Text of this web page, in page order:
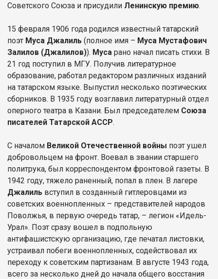
Советского Союза и присудили Ленинскую премию.
15 февраля 1906 года родился известный татарский
поэт Муса Джалиль (полное имя – Муса Мустафович
Залилов (Джалилов)). Муса рано начал писать стихи. В
21 год поступил в МГУ. Получив литературное
образование, работал редактором различных изданий
на татарском языке. Выпустил несколько поэтических
сборников. В 1935 году возглавил литературный отдел
оперного театра в Казани. Был председателем Союза
писателей Татарской АССР.
С началом Великой Отечественной войны поэт ушел
добровольцем на фронт. Воевал в звании старшего
политрука, был корреспондентом фронтовой газеты. В
1942 году, тяжело раненный, попал в плен. В лагере
Джалиль вступил в созданный гитлеровцами из
советских военнопленных – представителей народов
Поволжья, в первую очередь татар, – легион «Идель-
Урал». Поэт сразу вошел в подпольную
антифашистскую организацию, где печатал листовки,
устраивал побеги военнопленных, содействовал их
переходу к советским партизанам. В августе 1943 года,
всего за несколько дней до начала общего восстания